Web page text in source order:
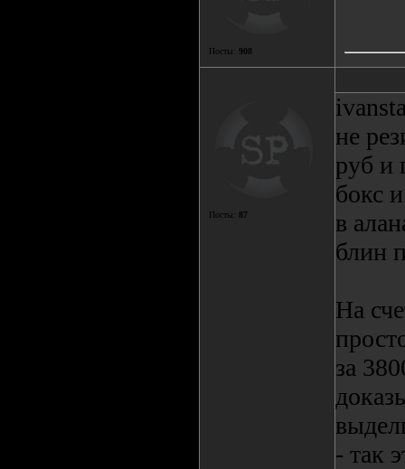
Посты: 908
Посты: 87
не
руб и
бокс
в
блин
На
за
- так